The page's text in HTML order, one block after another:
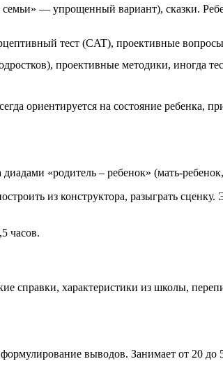
— упрощенный вариант), сказки.
тест (CAT), проективные
проективные методики, иногда
ориентируется на состояние ребенка,
«родитель – ребенок» (мать-
из конструктора, разыграть
часов.
справки, характеристики из школы,
выводов. Занимает от 20 до